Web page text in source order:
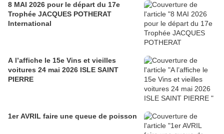
8 MAI 2026 pour le départ du 17e
Trophée JACQUES POTHERAT
International
A l’affiche le 15e Vins et vieilles
voitures 24 mai 2026 ISLE SAINT
PIERRE
1er AVRIL faire une queue de poisson